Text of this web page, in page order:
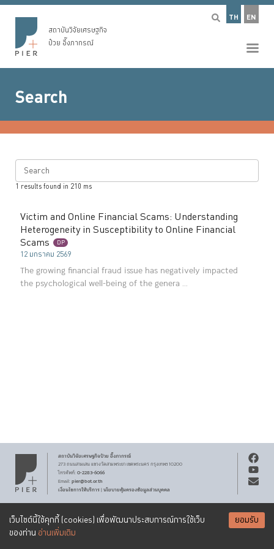
เว็บไซต์นี้ใช้คุกกี้ (cookies) เพื่อพัฒนาประสบการณ์การใช้เว็บ
ของท่าน อ่านเพิ่มเติม
ยอมรับ
TH EN
สถาบันวิจัยเศรษฐกิจ
ป๋วย อึ๊งภากรณ์
Search
Search
1 results found in 210 ms
Victim and Online Financial Scams: Understanding
Heterogeneity in Susceptibility to Online Financial
Scams
DP
12 มกราคม 2569
The growing financial fraud issue has negatively impacted
the psychological well-being of the genera ...
สถาบันวิจัยเศรษฐกิจป๋วย อึ๊งภากรณ์
273 ถนนสามเสนแขวงวัดสามพระยาเขตพระนครกรุงเทพฯ 10200
โทรศัพท์: 0-2283-6066
Email: pier@bot.or.th
เงื่อนไขการให้บริการ|นโยบายคุ้มครองข้อมูลส่วนบุคคล
เอกสารเผยแพร่ทุกชิ้นสงวนสิทธิ์ภายใต้สัญญาอนุญาตCreative Commons
Attribution-NonCommercial-ShareAlike 3.0 Unported license SUBSCRIBE